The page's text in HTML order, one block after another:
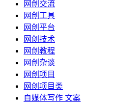
网创交流
网创工具
网创平台
网创技术
网创教程
网创杂谈
网创项目
网创项目类
自媒体写作 文案